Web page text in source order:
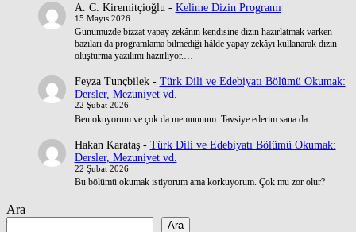
A. C. Kiremitçioğlu - Kelime Dizin Programı
15 Mayıs 2026
Günümüzde bizzat yapay zekânın kendisine dizin hazırlatmak varken
bazıları da programlama bilmediği hâlde yapay zekâyı kullanarak dizin
oluşturma yazılımı hazırlıyor.…
Feyza Tunçbilek- Türk Dili ve Edebiyatı Bölümü Okumak:
Dersler, Mezuniyet vd.
22 Şubat 2026
Ben okuyorum ve çok da memnunum. Tavsiye ederim sana da.
Hakan Karataş- Türk Dili ve Edebiyatı Bölümü Okumak:
Dersler, Mezuniyet vd.
22 Şubat 2026
Bu bölümü okumak istiyorum ama korkuyorum. Çok mu zor olur?
Ara
Ara